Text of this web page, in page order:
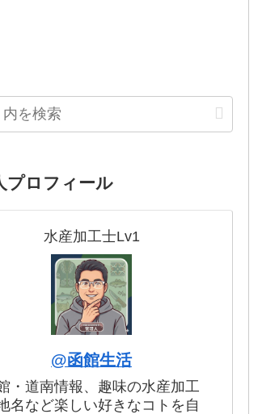
プロフィール
水産加工士Lv1
@函館生活
・道南情報、趣味の水産加工
名など楽しい好きなコトを自